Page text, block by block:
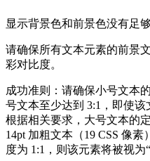
显示背景色和前景色没有足
请确保所有文本元素的前景
彩对比度。
成功准则：请确保小号文本
号文本至少达到 3:1，即使该
根据相关要求，大号文本的
14pt 加粗文本（19 CSS 像
度为 1:1，则该元素将被视为